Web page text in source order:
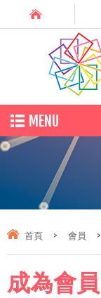
MENU
首頁 > 會員 >
成為會員